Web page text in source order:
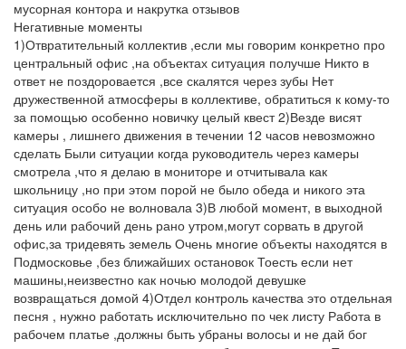
мусорная контора и накрутка отзывов
Негативные моменты
1)Отвратительный коллектив ,если мы говорим конкретно про
центральный офис ,на объектах ситуация получше Никто в
ответ не поздоровается ,все скалятся через зубы Нет
дружественной атмосферы в коллективе, обратиться к кому-то
за помощью особенно новичку целый квест 2)Везде висят
камеры , лишнего движения в течении 12 часов невозможно
сделать Были ситуации когда руководитель через камеры
смотрела ,что я делаю в мониторе и отчитывала как
школьницу ,но при этом порой не было обеда и никого эта
ситуация особо не волновала 3)В любой момент, в выходной
день или рабочий день рано утром,могут сорвать в другой
офис,за тридевять земель Очень многие объекты находятся в
Подмосковье ,без ближайших остановок Тоесть если нет
машины,неизвестно как ночью молодой девушке
возвращаться домой 4)Отдел контроль качества это отдельная
песня , нужно работать исключительно по чек листу Работа в
рабочем платье ,должны быть убраны волосы и не дай бог